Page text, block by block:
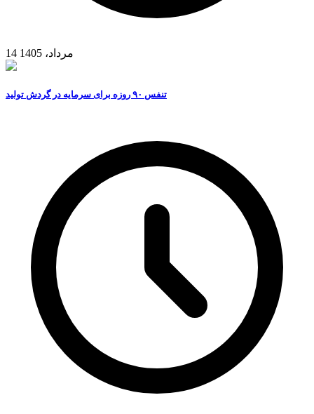
14 مرداد، 1405
تنفس ۹۰ روزه برای سرمایه در گردش تولید